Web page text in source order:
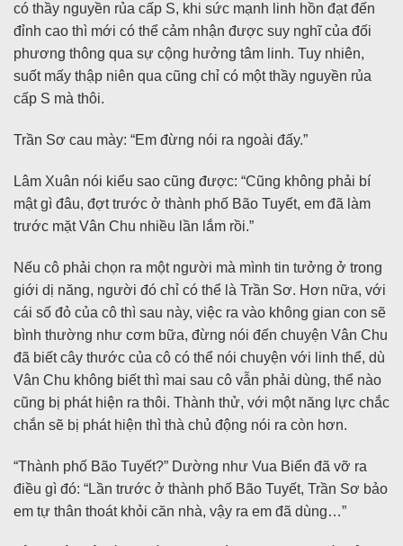
có thầy nguyền rủa cấp S, khi sức mạnh linh hồn đạt đến
đỉnh cao thì mới có thể cảm nhận được suy nghĩ của đối
phương thông qua sự cộng hưởng tâm linh. Tuy nhiên,
suốt mấy thập niên qua cũng chỉ có một thầy nguyền rủa
cấp S mà thôi.
Trần Sơ cau mày: “Em đừng nói ra ngoài đấy.”
Lâm Xuân nói kiểu sao cũng được: “Cũng không phải bí
mật gì đâu, đợt trước ở thành phố Bão Tuyết, em đã làm
trước mặt Vân Chu nhiều lần lắm rồi.”
Nếu cô phải chọn ra một người mà mình tin tưởng ở trong
giới dị năng, người đó chỉ có thể là Trần Sơ. Hơn nữa, với
cái số đỏ của cô thì sau này, việc ra vào không gian con sẽ
bình thường như cơm bữa, đừng nói đến chuyện Vân Chu
đã biết cây thước của cô có thể nói chuyện với linh thể, dù
Vân Chu không biết thì mai sau cô vẫn phải dùng, thể nào
cũng bị phát hiện ra thôi. Thành thử, với một năng lực chắc
chắn sẽ bị phát hiện thì thà chủ động nói ra còn hơn.
“Thành phố Bão Tuyết?” Dường như Vua Biển đã vỡ ra
điều gì đó: “Lần trước ở thành phố Bão Tuyết, Trần Sơ bảo
em tự thân thoát khỏi căn nhà, vậy ra em đã dùng…”